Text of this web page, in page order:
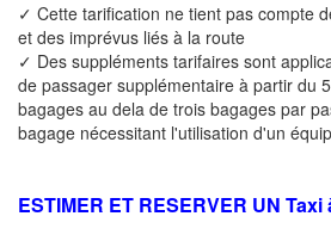
✓ Cette tarification ne tient pas compte
et des imprévus liés à la route
✓ Des suppléments tarifaires sont
de passager supplémentaire à partir du
bagages au dela de trois bagages par
bagage nécessitant l'utilisation d'un
ESTIMER ET RESERVER UN Taxi